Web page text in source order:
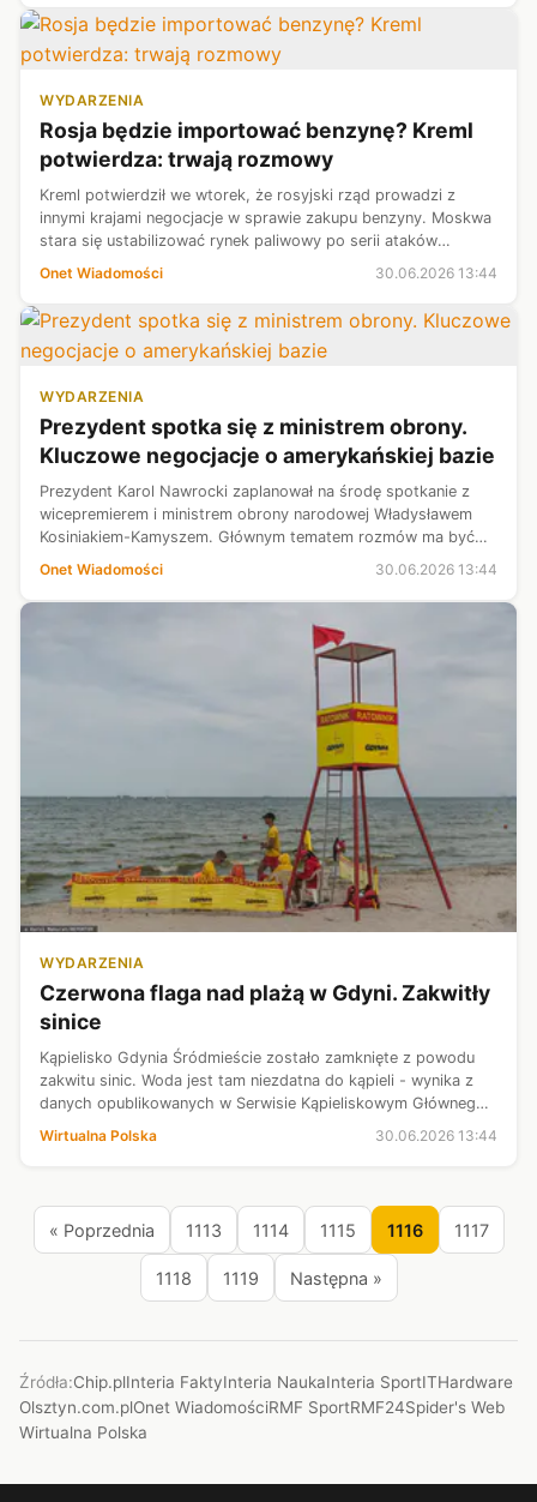
WYDARZENIA
Rosja będzie importować benzynę? Kreml
potwierdza: trwają rozmowy
Kreml potwierdził we wtorek, że rosyjski rząd prowadzi z
innymi krajami negocjacje w sprawie zakupu benzyny. Moskwa
stara się ustabilizować rynek paliwowy po serii ataków
ukraińskich dronów na infrastrukturę energetyczną Rosji.
Onet Wiadomości 30.06.2026 13:44
WYDARZENIA
Prezydent spotka się z ministrem obrony.
Kluczowe negocjacje o amerykańskiej bazie
Prezydent Karol Nawrocki zaplanował na środę spotkanie z
wicepremierem i ministrem obrony narodowej Władysławem
Kosiniakiem-Kamyszem. Głównym tematem rozmów ma być
utworzenie stałej bazy wojsk amerykańskich na terytorium
Polski — informuje RMF FM.
Onet Wiadomości 30.06.2026 13:44
WYDARZENIA
Czerwona flaga nad plażą w Gdyni. Zakwitły
sinice
Kąpielisko Gdynia Śródmieście zostało zamknięte z powodu
zakwitu sinic. Woda jest tam niezdatna do kąpieli - wynika z
danych opublikowanych w Serwisie Kąpieliskowym Głównego
Inspektoratu Sanitarnego.
Wirtualna Polska 30.06.2026 13:44
« Poprzednia 1113 1114 1115 1116 1117
1118 1119 Następna »
Źródła:Chip.plInteria FaktyInteria NaukaInteria SportITHardware
Olsztyn.com.plOnet WiadomościRMF SportRMF24Spider's Web
Wirtualna Polska